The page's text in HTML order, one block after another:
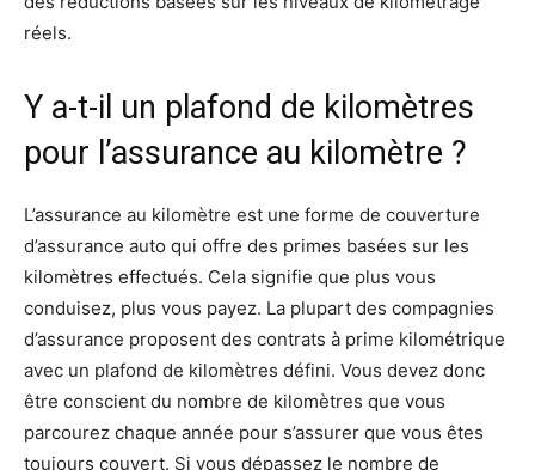
réels.
Y a-t-il un plafond de kilomètres
pour l’assurance au kilomètre ?
L’assurance au kilomètre est une forme de couverture
d’assurance auto qui offre des primes basées sur les
kilomètres effectués. Cela signifie que plus vous
conduisez, plus vous payez. La plupart des compagnies
d’assurance proposent des contrats à prime kilométrique
avec un plafond de kilomètres défini. Vous devez donc
être conscient du nombre de kilomètres que vous
parcourez chaque année pour s’assurer que vous êtes
toujours couvert. Si vous dépassez le nombre de